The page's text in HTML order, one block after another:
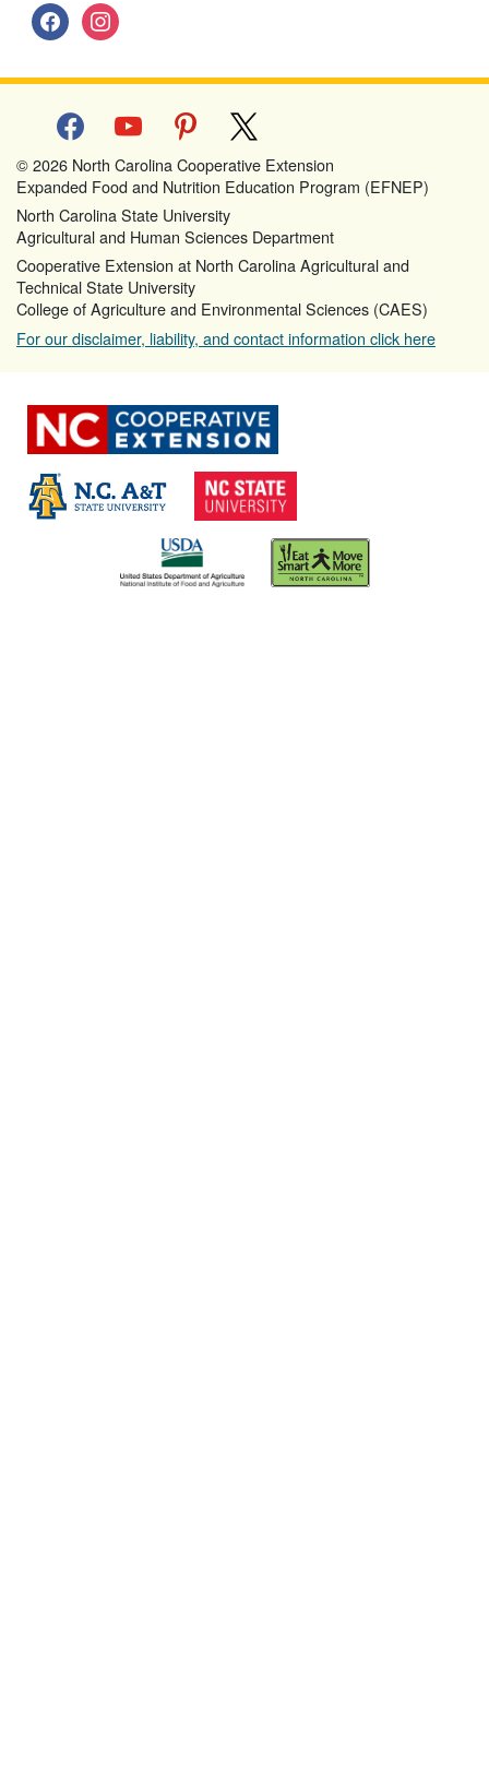
facebookinstagram
facebookyoutube pinterest
© 2026 North Carolina Cooperative Extension
Expanded Food and Nutrition Education Program (EFNEP)
North Carolina State University
Agricultural and Human Sciences Department
Cooperative Extension at North Carolina Agricultural and
Technical State University
College of Agriculture and Environmental Sciences (CAES)
For our disclaimer, liability, and contact information click here